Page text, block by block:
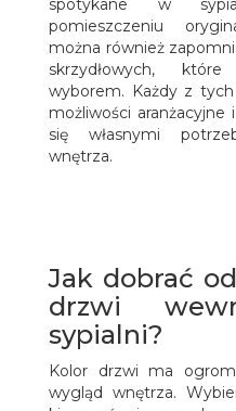
spotykane w
pomieszczeniu
można również
skrzydłowych,
wyborem. Każdy z
możliwości
się własnymi
wnętrza.
Jak dobrać
drzwi
sypialni?
Kolor drzwi ma
wygląd wnętrza.